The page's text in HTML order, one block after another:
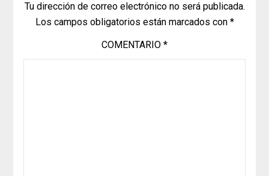
Tu dirección de correo electrónico no será publicada.
Los campos obligatorios están marcados con *
COMENTARIO *